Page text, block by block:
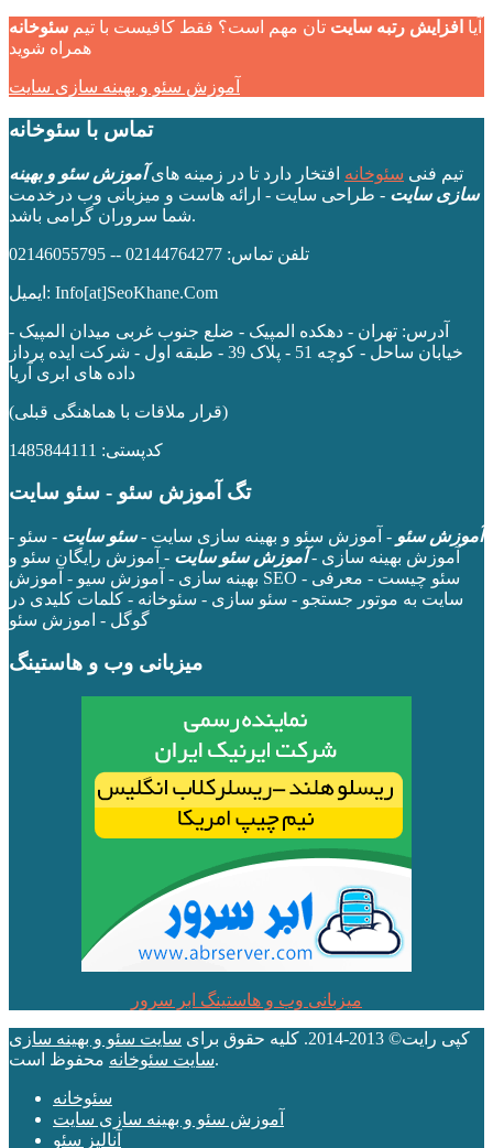
آیا افزایش رتبه سایت تان مهم است؟ فقط کافیست با تیم سئوخانه
همراه شوید
آموزش سئو و بهینه سازی سایت
تماس با سئوخانه
تیم فنی سئوخانه افتخار دارد تا در زمینه هایآموزش سئو و بهینه
سازی سایت - طراحی سایت - ارائه هاست و میزبانی وب درخدمت
شما سروران گرامی باشد.
تلفن تماس: 02144764277 -- 02146055795
ایمیل: Info[at]SeoKhane.Com
آدرس: تهران - دهکده المپیک - ضلع جنوب غربی میدان المپیک -
خیابان ساحل - کوچه 51 - پلاک 39 - طبقه اول
- شرکت ایده پرداز
داده های ابری آریا
(قرار ملاقات با هماهنگی قبلی)
کدپستی: 1485844111
تگ آموزش سئو - سئو سایت
آموزش سئو - آموزش سئو و بهینه سازی سایت -سئو سایت - سئو -
آموزش بهینه سازی -آموزش سئو سایت - آموزش رایگان سئو و
بهینه سازی - آموزش سیو - آموزش SEO - سئو چیست - معرفی
سایت به موتور جستجو - سئو سازی - سئوخانه - کلمات کلیدی در
گوگل - اموزش سئو
میزبانی وب و هاستینگ
میزبانی وب و هاستینگ ابر سرور
کپی رایت© 2013-2014. کلیه حقوق برای
سایت سئو و بهینه سازی
سایت سئوخانهمحفوظ است.
سئوخانه
آموزش سئو و بهینه سازی سایت
آنالیز سئو